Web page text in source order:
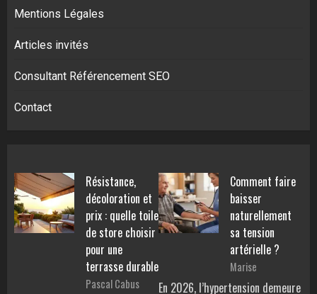
Mentions Légales
Articles invités
Consultant Référencement SEO
Contact
Résistance,
décoloration et
prix : quelle toile
de store choisir
pour une
terrasse durable
Pascal Cabus
Comment faire
baisser
naturellement
sa tension
artérielle ?
Marise
En 2026, l’hypertension demeure